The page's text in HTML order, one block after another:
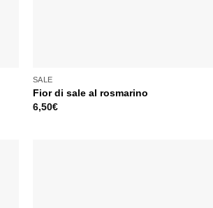
SALE
Fior di sale al rosmarino
6,50€